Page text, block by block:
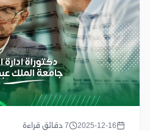
2025-12-16 7 دقائق قراءة